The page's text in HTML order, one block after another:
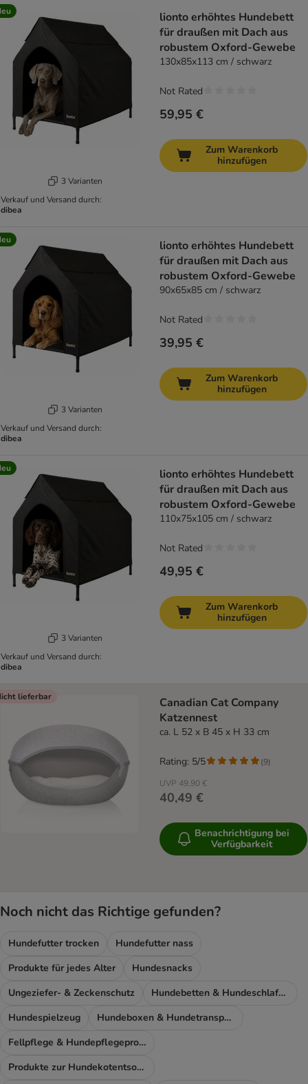
3 Varianten
Verkauf und Versand durch:
dibea
lionto erhöhtes Hundebett
für draußen mit Dach aus
robustem Oxford-Gewebe
130x85x113 cm / schwarz
59,95 €
Not Rated
Zum Warenkorb
hinzufügen
3 Varianten
Verkauf und Versand durch:
dibea
lionto erhöhtes Hundebett
für draußen mit Dach aus
robustem Oxford-Gewebe
90x65x85 cm / schwarz
39,95 €
Not Rated
Zum Warenkorb
hinzufügen
3 Varianten
Verkauf und Versand durch:
dibea
lionto erhöhtes Hundebett
für draußen mit Dach aus
robustem Oxford-Gewebe
110x75x105 cm / schwarz
49,95 €
Not Rated
Zum Warenkorb
hinzufügen
lieferbar
Canadian Cat Company
Katzennest
ca. L 52 x B 45 x H 33 cm
UVP 49,90 €
40,49 €
Rating: 5/5 (9)
Benachrichtigung bei
Verfügbarkeit
Noch nicht das Richtige gefunden?
Hundefutter trocken
Hundefutter nass
Produkte für jedes Alter
Hundesnacks
Ungeziefer- & Zeckenschutz
Hundebetten & Hundeschlafplatz
Hundespielzeug
Hundeboxen & Hundetransport
Fellpflege & Hundepflegeprodukte
Produkte zur Hundekotentsorgung